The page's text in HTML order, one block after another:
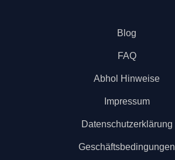
Blog
FAQ
Abhol Hinweise
Impressum
Datenschutzerklärung
Geschäftsbedingungen